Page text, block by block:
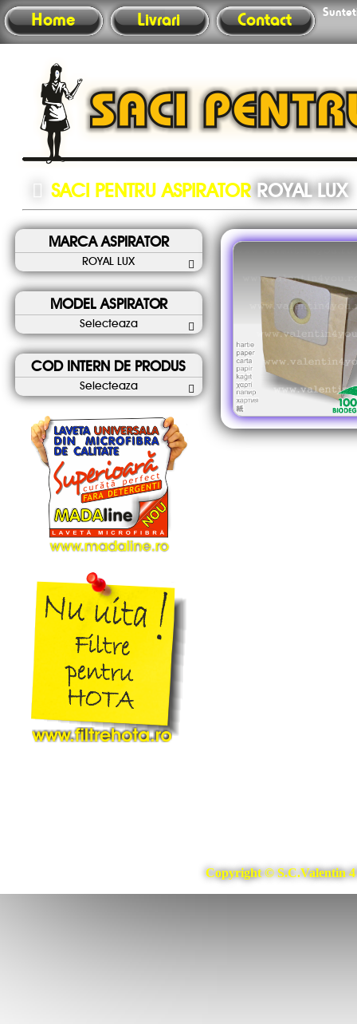
Home Livrari Contact
SACI PENTRU ASPIRATOR ROYAL LUX
MARCA ASPIRATOR
ROYAL LUX
MODEL ASPIRATOR
Selecteaza
COD INTERN DE PRODUS
Selecteaza
Copyright © S.C.Valentin